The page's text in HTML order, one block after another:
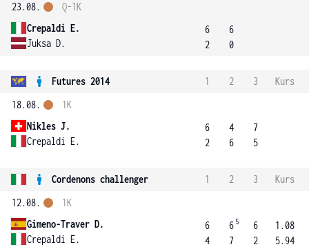
23.08.
Crepaldi E.
Juksa D.
Q-1K
6
2
6
0
Futures 2014 1 2 3
Kurs
18.08.
Nikles J.
Crepaldi E.
1K
6
2
4
6
7
5
Cordenons challenger 1 2 3
Kurs
12.08.
Gimeno-Traver D.
Crepaldi E.
1K
6
4
6 5
7
6
2
1.08
5.94